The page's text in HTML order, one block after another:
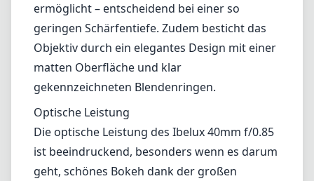
ermöglicht – entscheidend bei einer so
geringen Schärfentiefe. Zudem besticht das
Objektiv durch ein elegantes Design mit einer
matten Oberfläche und klar
gekennzeichneten Blendenringen.
Optische Leistung
Die optische Leistung des Ibelux 40mm f/0.85
ist beeindruckend, besonders wenn es darum
geht, schönes Bokeh dank der großen